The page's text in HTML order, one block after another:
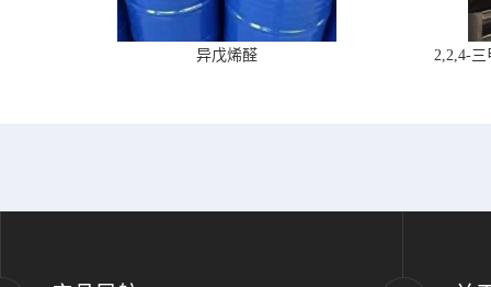
异戊烯醛 2,2,4-